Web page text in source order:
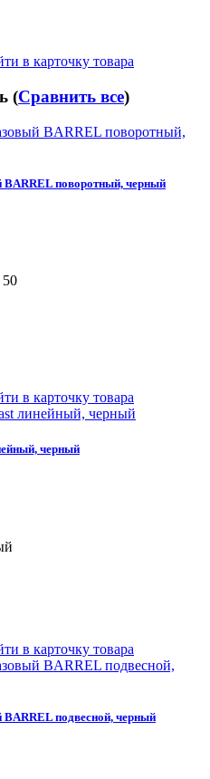
в карточку товара
(Сравнить все)
поворотный, черный
в карточку товара
черный
в карточку товара
подвесной, черный